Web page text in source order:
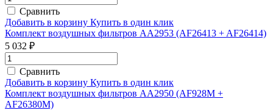
Сравнить
Добавить в корзину Купить в один клик
Комплект воздушных фильтров AA2953 (AF26413 + AF26414)
5 032 ₽
Сравнить
Добавить в корзину Купить в один клик
Комплект воздушных фильтров AA2950 (AF928M +
AF26380M)